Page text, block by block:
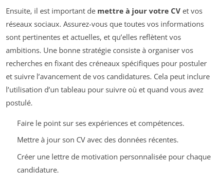
Ensuite, il est important de mettre à jour votre CV et vos
réseaux sociaux. Assurez-vous que toutes vos informations
sont pertinentes et actuelles, et qu’elles reflètent vos
ambitions. Une bonne stratégie consiste à organiser vos
recherches en fixant des créneaux spécifiques pour postuler
et suivre l’avancement de vos candidatures. Cela peut inclure
l’utilisation d’un tableau pour suivre où et quand vous avez
postulé.
Faire le point sur ses expériences et compétences.
Mettre à jour son CV avec des données récentes.
Créer une lettre de motivation personnalisée pour chaque
candidature.